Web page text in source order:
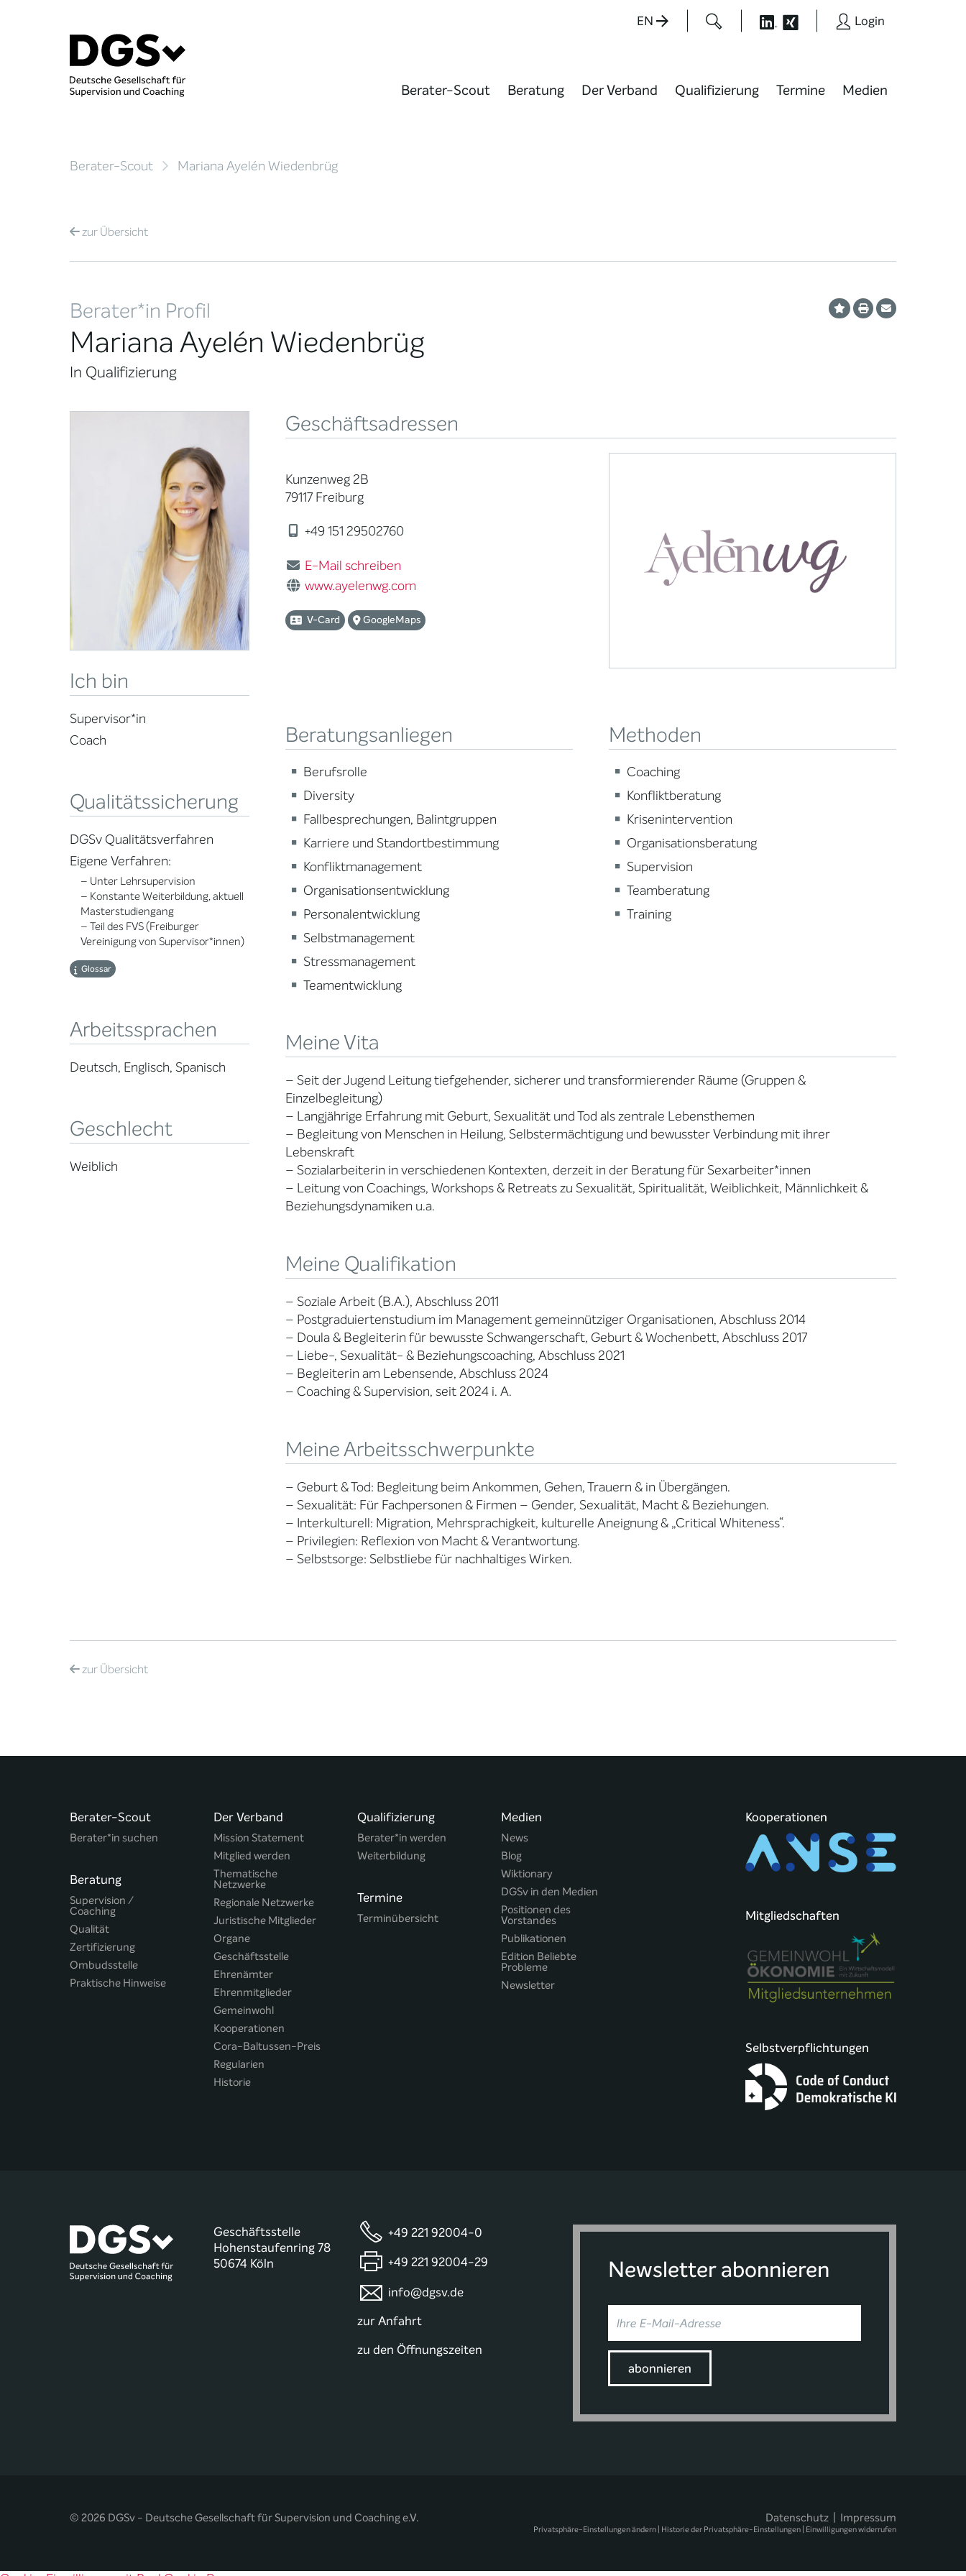
EN Login
Berater-Scout Beratung Der Verband Qualifizierung Termine Medien
Berater-Scout Mariana Ayelén Wiedenbrüg
zurÜbersicht
Berater*in Profil
Mariana Ayelén Wiedenbrüg
In Qualifizierung
Ich bin
Supervisor*in
Coach
Qualitätssicherung
DGSv Qualitätsverfahren
Eigene Verfahren:
– Unter Lehrsupervision
– Konstante Weiterbildung, aktuell
Masterstudiengang
– Teil des FVS (Freiburger
Vereinigung von Supervisor*innen)
Glossar
Arbeitssprachen
Deutsch, Englisch, Spanisch
Geschlecht
Weiblich
Geschäftsadressen
Kunzenweg 2B
79117 Freiburg
+49 151 29502760
E-Mail schreiben
www.ayelenwg.com
V-Card GoogleMaps
Beratungsanliegen
Berufsrolle
Diversity
Fallbesprechungen, Balintgruppen
Karriere und Standortbestimmung
Konfliktmanagement
Organisationsentwicklung
Personalentwicklung
Selbstmanagement
Stressmanagement
Teamentwicklung
Methoden
Coaching
Konfliktberatung
Krisenintervention
Organisationsberatung
Supervision
Teamberatung
Training
Meine Vita
– Seit der Jugend Leitung tiefgehender, sicherer und transformierender Räume (Gruppen &
Einzelbegleitung)
– Langjährige Erfahrung mit Geburt, Sexualität und Tod als zentrale Lebensthemen
– Begleitung von Menschen in Heilung, Selbstermächtigung und bewusster Verbindung mit ihrer
Lebenskraft
– Sozialarbeiterin in verschiedenen Kontexten, derzeit in der Beratung für Sexarbeiter*innen
– Leitung von Coachings, Workshops & Retreats zu Sexualität, Spiritualität, Weiblichkeit, Männlichkeit &
Beziehungsdynamiken u.a.
Meine Qualifikation
– Soziale Arbeit (B.A.), Abschluss 2011
– Postgraduiertenstudium im Management gemeinnütziger Organisationen, Abschluss 2014
– Doula & Begleiterin für bewusste Schwangerschaft, Geburt & Wochenbett, Abschluss 2017
– Liebe-, Sexualität- & Beziehungscoaching, Abschluss 2021
– Begleiterin am Lebensende, Abschluss 2024
– Coaching & Supervision, seit 2024 i. A.
Meine Arbeitsschwerpunkte
– Geburt & Tod: Begleitung beim Ankommen, Gehen, Trauern & in Übergängen.
– Sexualität: Für Fachpersonen & Firmen – Gender, Sexualität, Macht & Beziehungen.
– Interkulturell: Migration, Mehrsprachigkeit, kulturelle Aneignung & „Critical Whiteness“.
– Privilegien: Reflexion von Macht & Verantwortung.
– Selbstsorge: Selbstliebe für nachhaltiges Wirken.
zurÜbersicht
Berater-Scout
Berater*in suchen
Beratung
Supervision /
Coaching
Qualität
Zertifizierung
Ombudsstelle
Praktische Hinweise
Der Verband
Mission Statement
Mitglied werden
Thematische
Netzwerke
Regionale Netzwerke
Juristische Mitglieder
Organe
Geschäftsstelle
Ehrenämter
Ehrenmitglieder
Gemeinwohl
Kooperationen
Cora-Baltussen-Preis
Regularien
Historie
Qualifizierung
Berater*in werden
Weiterbildung
Termine
Terminübersicht
Medien
News
Blog
Wiktionary
DGSv in den Medien
Positionen des
Vorstandes
Publikationen
Edition Beliebte
Probleme
Newsletter
Kooperationen
Mitgliedschaften
Selbstverpflichtungen
Geschäftsstelle
Hohenstaufenring 78
50674 Köln
+49 221 92004-0
+49 221 92004-29
info@dgsv.de
zur Anfahrt
zu den Öffnungszeiten
Newsletter abonnieren
© 2026 DGSv - Deutsche Gesellschaft für Supervision und Coaching e.V. Datenschutz Impressum
Privatsphäre-Einstellungen ändern Historie der Privatsphäre-Einstellungen Einwilligungen widerrufen